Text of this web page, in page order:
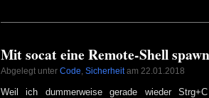
Mit socat eine Remote-Shell
Abgelegt unter Code, Sicherheitam 22.01.2018
Weil ich dummerweise gerade wieder